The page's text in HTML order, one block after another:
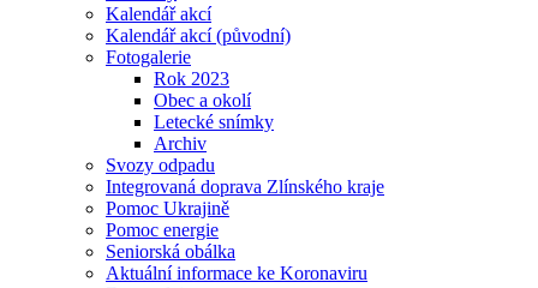
Kalendář akcí
Kalendář akcí (původní)
Fotogalerie
Rok 2023
Obec a okolí
Letecké snímky
Archiv
Svozy odpadu
Integrovaná doprava Zlínského kraje
Pomoc Ukrajině
Pomoc energie
Seniorská obálka
Aktuální informace ke Koronaviru